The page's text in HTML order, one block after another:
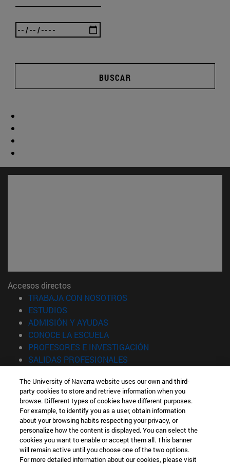
BUSCAR
Accesos directos
TRABAJA CON NOSOTROS
ESTUDIOS
ADMISIÓN Y AYUDAS
CONOCE LA ESCUELA(abre en nueva ventana)
PROFESORES E INVESTIGACIÓN
SALIDAS PROFESIONALES
Información
TFNO +34 943 21 98 77
¿QUÉ GRADO TE INTERESA?
¿QUÉ MÁSTER TE INTERESA?
© Universidad de Navarra
The University of Navarra website uses our own and third-
party cookies to store and retrieve information when you
browse. Different types of cookies have different purposes.
For example, to identify you as a user, obtain information
about your browsing habits respecting your privacy, or
personalize how the content is displayed. You can select the
cookies you want to enable or accept them all. This banner
will remain active until you choose one of the two options.
For more detailed information about our cookies, please visit